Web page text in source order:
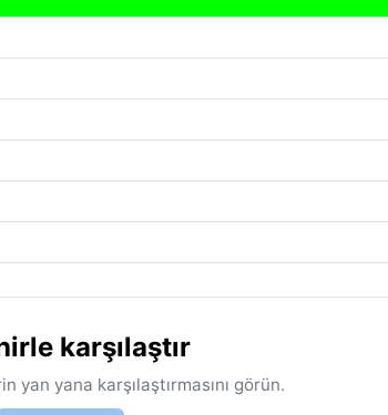
karşılaştır
yan yana karşılaştırmasını görün.